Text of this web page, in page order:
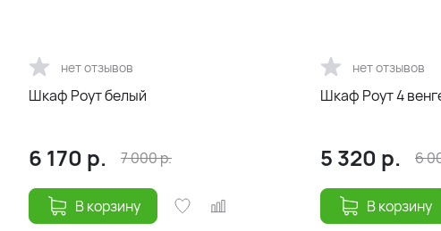
нет отзывов
Шкаф Роут белый
6 170 р. 7 000р.
В корзину
нет отзывов
Шкаф Роут 4
5 320 р. 6
В корзину